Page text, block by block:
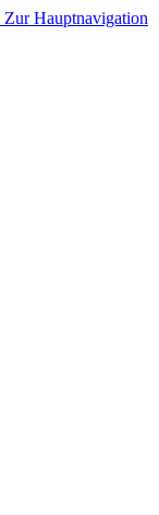
Zur Hauptnavigation